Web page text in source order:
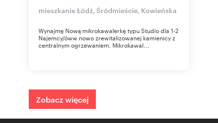
mieszkanie Łódź, Śródmieście, Kowieńska
Wynajmę Nową mikrokawalerkę typu Studio dla 1-2
Najemcy/óww nowo zrewitalizowanej kamienicy z
centralnym ogrzewaniem. Mikrokawal...
Zobacz więcej